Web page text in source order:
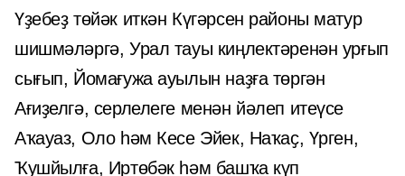
Үҙебеҙ төйәк иткән Күгәрсен районы матур
шишмәләргә, Урал тауы киңлектәренән урғып
сығып, Йомағужа ауылын наҙға төргән
Ағиҙелгә, серлелеге менән йәлеп итеүсе
Аҡауаз, Оло һәм Кесе Эйек, Наҡаҫ, Үрген,
Ҡушйылға, Иртөбәк һәм башҡа күп